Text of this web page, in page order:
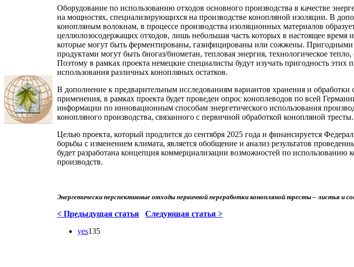
Оборудование по использованию отходов основного производства в качестве
на мощностях, специализирующихся на производстве конопляной изоляции. В
конопляным волокнам, в процессе производства изоляционных материалов
целлюлозосодержащих отходов, лишь небольшая часть которых в настоящее время
которые могут быть ферментированы, газифицированы или сожжены. Пригодными
продуктами могут быть биогаз/биометан, тепловая энергия, технологическое
Поэтому в рамках проекта немецкие специалисты будут изучать пригодность этих
использования различных конопляных остатков.
В дополнение к предварительным исследованиям вариантов хранения и
применения, в рамках проекта будет проведен опрос коноплеводов по всей
информации по инновационным способам энергетического использования
конопляного производства, связанного с первичной обработкой конопляной тресты.
Целью проекта, который продлится до сентября 2025 года и финансируется
борьбы с изменением климата, является обобщение и анализ результатов
будет разработана концепция коммерциализации возможностей по использованию
производств.
Энергетически перспективные отходы первичной переработки конопляной тресты – листья и
< Предыдущая статья
Следующая статья >
yes135